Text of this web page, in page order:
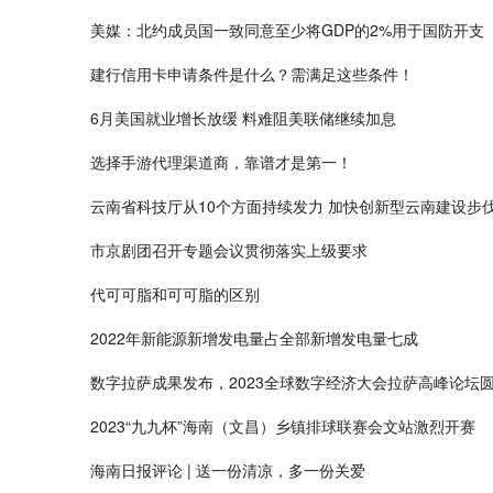
美媒：北约成员国一致同意至少将GDP的2%用于国防开支
建行信用卡申请条件是什么？需满足这些条件！
6月美国就业增长放缓 料难阻美联储继续加息
选择手游代理渠道商，靠谱才是第一！
云南省科技厅从10个方面持续发力 加快创新型云南建设步
市京剧团召开专题会议贯彻落实上级要求
代可可脂和可可脂的区别
2022年新能源新增发电量占全部新增发电量七成
数字拉萨成果发布，2023全球数字经济大会拉萨高峰论坛
2023“九九杯”海南（文昌）乡镇排球联赛会文站激烈开赛
海南日报评论 | 送一份清凉，多一份关爱